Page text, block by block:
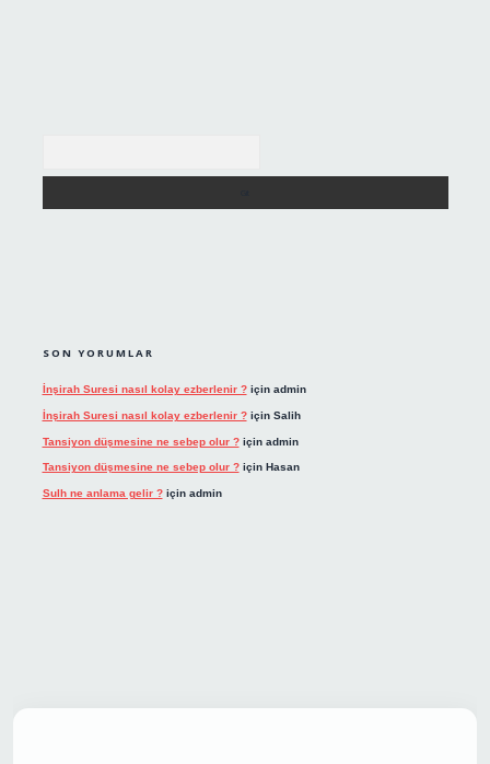
SON YORUMLAR
İnşirah Suresi nasıl kolay ezberlenir ?için admin
İnşirah Suresi nasıl kolay ezberlenir ?için Salih
Tansiyon düşmesine ne sebep olur ?için admin
Tansiyon düşmesine ne sebep olur ?için Hasan
Sulh ne anlama gelir ?için admin